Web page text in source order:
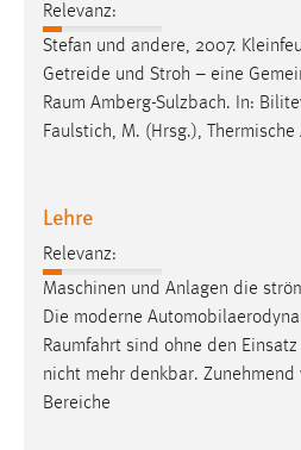
Relevanz:
Stefan und andere, 2007.
Getreide und Stroh – eine
Raum Amberg-Sulzbach. In:
Faulstich, M. (Hrsg.),
Lehre
Relevanz:
Maschinen und Anlagen die
Die moderne
Raumfahrt sind ohne den
nicht mehr denkbar.
Bereiche